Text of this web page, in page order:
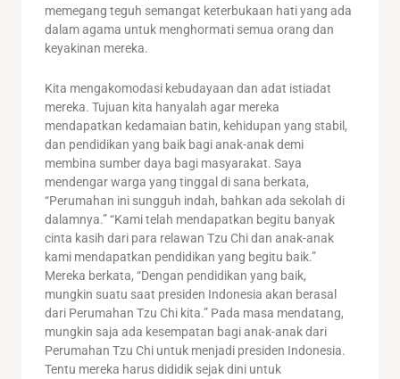
memegang teguh semangat keterbukaan hati yang ada
dalam agama untuk menghormati semua orang dan
keyakinan mereka.
Kita mengakomodasi kebudayaan dan adat istiadat
mereka. Tujuan kita hanyalah agar mereka
mendapatkan kedamaian batin, kehidupan yang stabil,
dan pendidikan yang baik bagi anak-anak demi
membina sumber daya bagi masyarakat. Saya
mendengar warga yang tinggal di sana berkata,
“Perumahan ini sungguh indah, bahkan ada sekolah di
dalamnya.” “Kami telah mendapatkan begitu banyak
cinta kasih dari para relawan Tzu Chi dan anak-anak
kami mendapatkan pendidikan yang begitu baik.”
Mereka berkata, “Dengan pendidikan yang baik,
mungkin suatu saat presiden Indonesia akan berasal
dari Perumahan Tzu Chi kita.” Pada masa mendatang,
mungkin saja ada kesempatan bagi anak-anak dari
Perumahan Tzu Chi untuk menjadi presiden Indonesia.
Tentu mereka harus dididik sejak dini untuk